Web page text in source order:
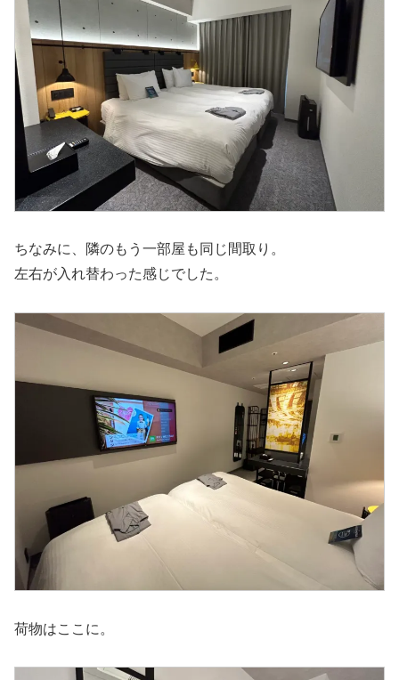
ちなみに、隣のもう一部屋も同じ間取り。
左右が入れ替わった感じでした。
荷物はここに。